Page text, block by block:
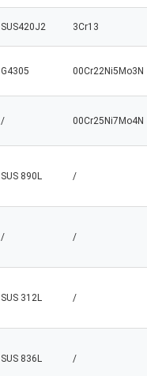
SUS420J2 3Cr13
G4305 00Cr22Ni5Mo3N
/ 00Cr25Ni7Mo4N
SUS 890L /
/ /
SUS 312L /
SUS 836L /